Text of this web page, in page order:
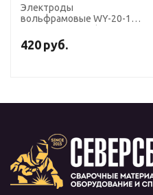
Электроды
вольфрамовые WY-20-175
тёмно-синие)
420 руб.